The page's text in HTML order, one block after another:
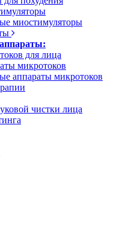
миостимуляторы
для лица
микротоков
аппараты микротоков
чистки лица